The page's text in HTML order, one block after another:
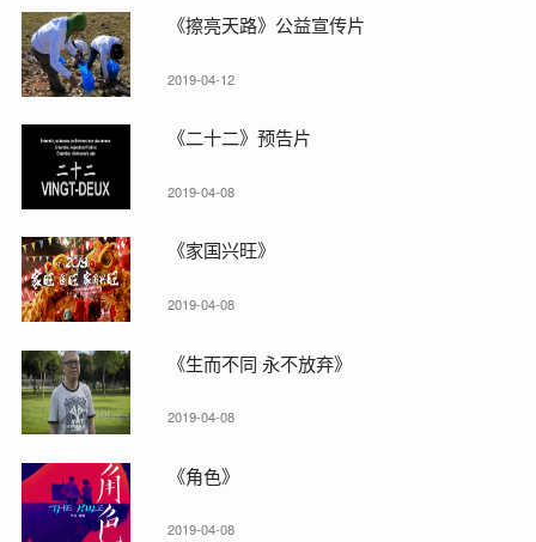
《擦亮天路》公益宣传片
2019-04-12
《二十二》预告片
2019-04-08
《家国兴旺》
2019-04-08
《生而不同 永不放弃》
2019-04-08
《角色》
2019-04-08